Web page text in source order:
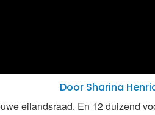
Door Sharina
eilandsraad. En 12 duizend